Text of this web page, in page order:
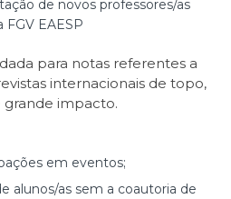
de novos professores/as
FGV EAESP
para notas referentes a
internacionais de topo,
impacto.
em eventos;
alunos/as sem a coautoria de